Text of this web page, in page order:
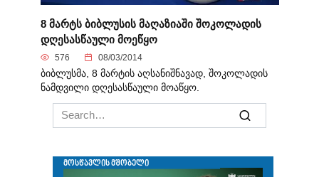
8 მარტს ბიბლუსის მაღაზიაში შოკოლადის
დღესასწაული მოეწყო
576 08/03/2014
ბიბლუსმა, 8 მარტის აღსანიშნავად, შოკოლადის
ნამდვილი დღესასწაული მოაწყო.
Search
for: